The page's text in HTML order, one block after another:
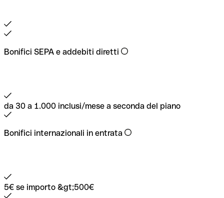
Bonifici SEPA e addebiti diretti
da 30 a 1.000 inclusi/mese a seconda del piano
Bonifici internazionali in entrata
5€ se importo &gt;500€